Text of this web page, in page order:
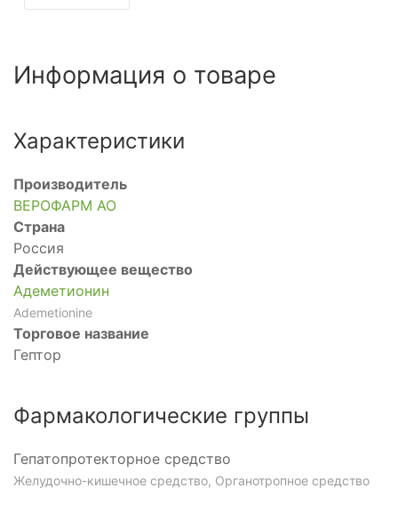
Информация о товаре
Характеристики
Производитель
ВЕРОФАРМ АО
Страна
Россия
Действующее вещество
Адеметионин
Ademetionine
Торговое название
Гептор
Фармакологические группы
Гепатопротекторное средство
Желудочно-кишечное средство, Органотропное средство